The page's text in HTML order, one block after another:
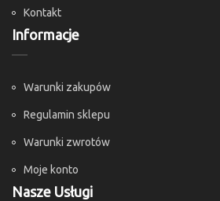
Kontakt
Informacje
Warunki zakupów
Regulamin sklepu
Warunki zwrotów
Moje konto
Nasze Usługi